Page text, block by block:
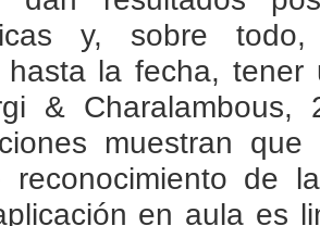
y, sobre
hasta la fecha, tener
&
muestran
reconocimiento de
en aula es